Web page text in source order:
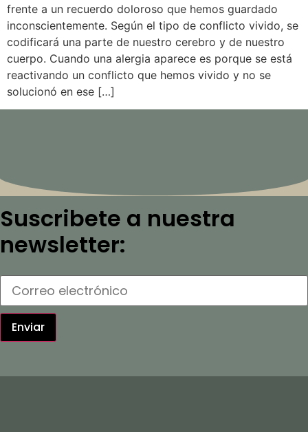
frente a un recuerdo doloroso que hemos guardado
inconscientemente. Según el tipo de conflicto vivido, se
codificará una parte de nuestro cerebro y de nuestro
cuerpo. Cuando una alergia aparece es porque se está
reactivando un conflicto que hemos vivido y no se
solucionó en ese […]
Suscribete a nuestra
newsletter:
Enviar